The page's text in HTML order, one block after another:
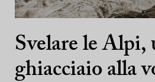
Svelare le Alpi,
ghiacciaio alla